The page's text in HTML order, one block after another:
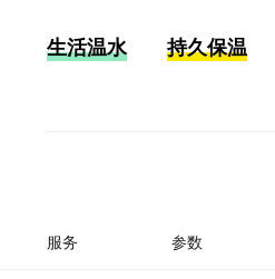
生活温水 持久保温
服务 参数